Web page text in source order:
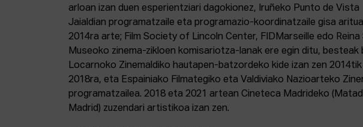
arloan izan duen esperientziari dagokionez, Iruñeko Punto de Vista
Jaialdian programatzaile eta programazio-koordinatzaile gisa
2014ra arte; Film Society of Lincoln Center, FIDMarseille edo Reina
Museoko zinema-zikloen komisariotza-lanak ere egin ditu, besteak
Locarnoko Zinemaldiko hautapen-batzordeko kide izan zen 2014tik
2018ra, eta Espainiako Filmategiko eta Valdiviako Nazioarteko
programatzailea. 2018 eta 2021 artean Cineteca Madrideko
Madrid) zuzendari artistikoa izan zen.